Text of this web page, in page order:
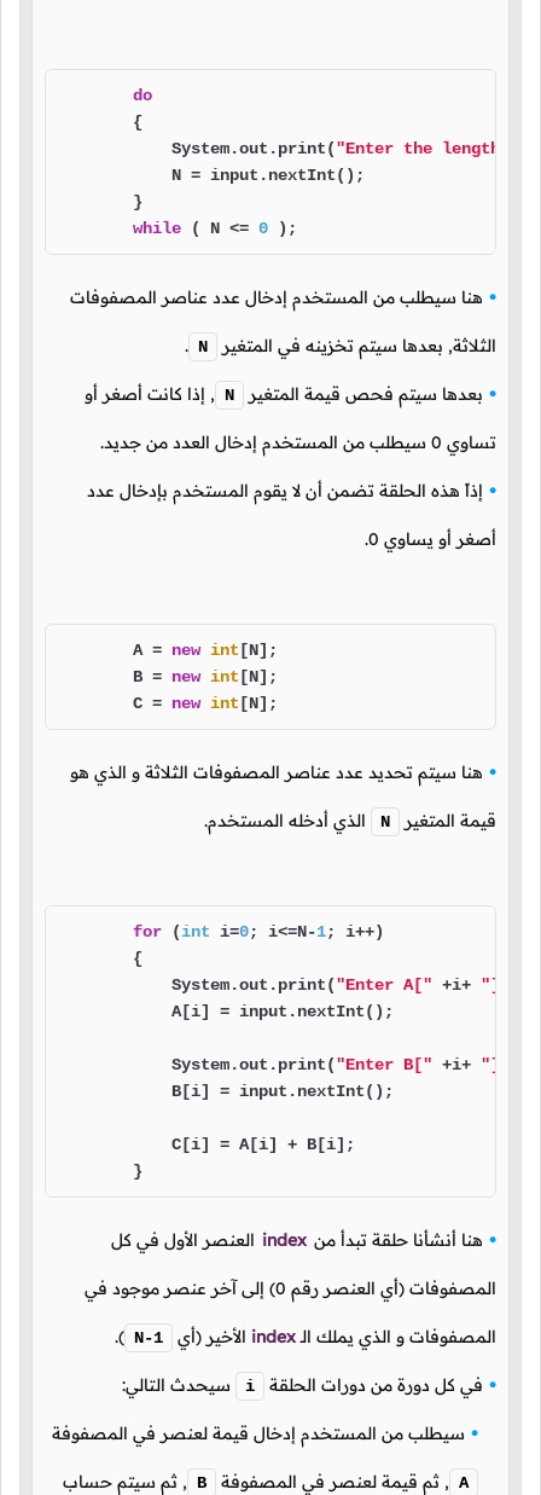
do
        {
            System.out.print(
"Enter the length
            N = input.nextInt();
        }
while ( N <= 0 );
هنا سيطلب من المستخدم إدخال عدد عناصر المصفوفات
الثلاثة, بعدها سيتم تخزينه في المتغير N
.
بعدها سيتم فحص قيمة المتغير N
, إذا كانت أصغر أو
تساوي 0 سيطلب من المستخدم إدخال العدد من جديد.
إذاً هذه الحلقة تضمن أن لا يقوم المستخدم بإدخال عدد
أصغر أو يساوي 0
.
        A =
new int [N];
        B =
new int [N];
        C =
new int [N];
هنا سيتم تحديد عدد عناصر المصفوفات الثلاثة و الذي هو
قيمة المتغير N الذي أدخله المستخدم.
for (int i=0; i<=N-1; i++)
        {
            System.out.print(
"Enter A[" +i+ "]: "
            A[i] = input.nextInt();
            System.out.print(
"Enter B[" +i+ "]: "
            B[i] = input.nextInt();
            C[i] = A[i] + B[i];
        }
هنا أنشأنا حلقة تبدأ من index العنصر الأول في كل
المصفوفات (أي العنصر رقم 0
) إلى آخر عنصر موجود في
المصفوفات و الذي يملك الـindex الأخير (أي N-1
).
في كل دورة من دورات الحلقة i سيحدث التالي:
سيطلب من المستخدم إدخال قيمة لعنصر في المصفوفة
A
, ثم قيمة لعنصر في المصفوفة B
, ثم سيتم حساب